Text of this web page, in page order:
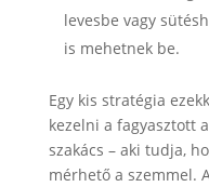
levesbe vagy
is mehetnek be.
Egy kis stratégia
kezelni a fagyasztott
szakács – aki tudja,
mérhető a szemmel.